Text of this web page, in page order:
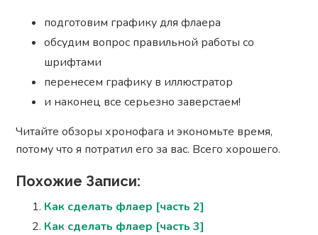
подготовим графику для флаера
обсудим вопрос правильной работы со
шрифтами
перенесем графику в иллюстратор
и наконец все серьезно заверстаем!
Читайте обзоры хронофага и экономьте время,
потому что я потратил его за вас. Всего хорошего.
Похожие Записи:
Как сделать флаер [часть 2]
Как сделать флаер [часть 3]